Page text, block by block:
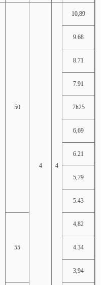
50
4 4
10,89
9.68
8.71
7.91
7h25
6,69
6.21
5,79
5.43
55
4,82
4.34
3,94